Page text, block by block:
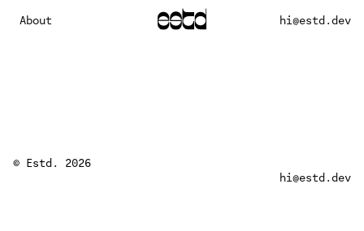
About hi@estd.dev
© Estd. 2026
hi@estd.dev